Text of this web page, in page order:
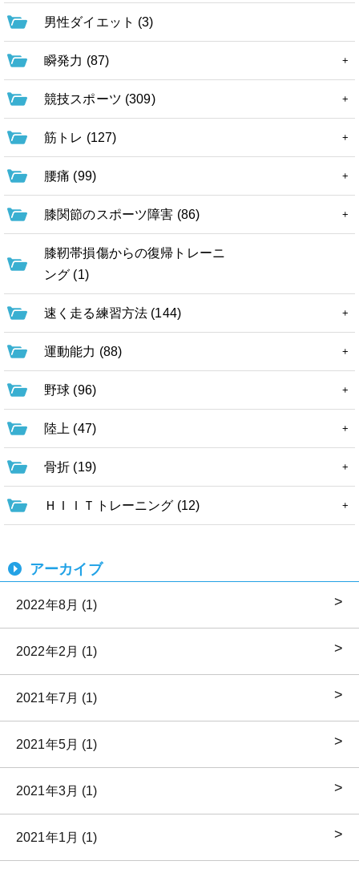
男性ダイエット (3)
瞬発力 (87)
競技スポーツ (309)
筋トレ (127)
腰痛 (99)
膝関節のスポーツ障害 (86)
膝靭帯損傷からの復帰トレーニ
ング (1)
速く走る練習方法 (144)
運動能力 (88)
野球 (96)
陸上 (47)
骨折 (19)
ＨＩＩＴトレーニング (12)
アーカイブ
2022年8月 (1)
2022年2月 (1)
2021年7月 (1)
2021年5月 (1)
2021年3月 (1)
2021年1月 (1)